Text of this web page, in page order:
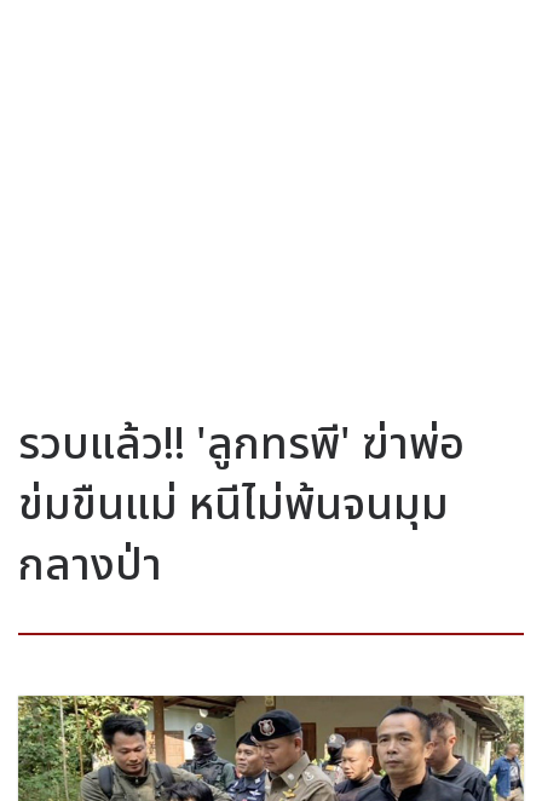
รวบแล้ว!! 'ลูกทรพี' ฆ่าพ่อ
ข่มขืนแม่ หนีไม่พ้นจนมุม
กลางป่า